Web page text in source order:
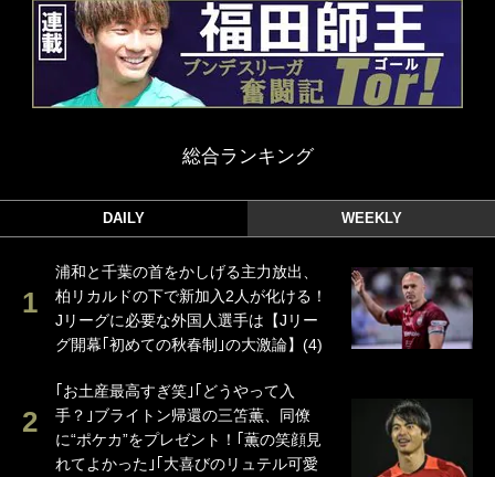
総合ランキング
DAILY WEEKLY
浦和と千葉の首をかしげる主力放出、
柏リカルドの下で新加入2人が化ける！
Jリーグに必要な外国人選手は【Jリー
グ開幕｢初めての秋春制｣の大激論】(4)
｢お土産最高すぎ笑｣｢どうやって入
手？｣ブライトン帰還の三笘薫、同僚
に“ポケカ”をプレゼント！｢薫の笑顔見
れてよかった｣｢大喜びのリュテル可愛